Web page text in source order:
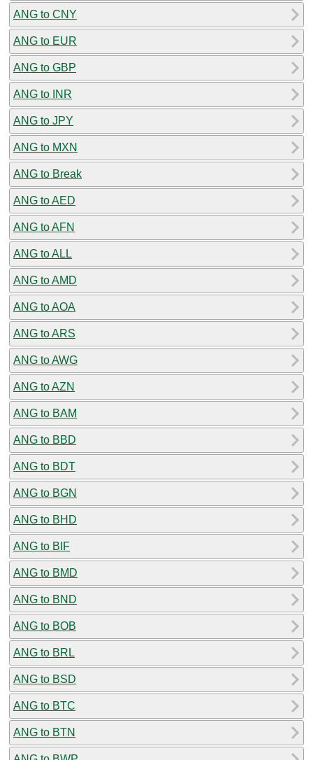
ANG to CNY
ANG to EUR
ANG to GBP
ANG to INR
ANG to JPY
ANG to MXN
ANG to Break
ANG to AED
ANG to AFN
ANG to ALL
ANG to AMD
ANG to AOA
ANG to ARS
ANG to AWG
ANG to AZN
ANG to BAM
ANG to BBD
ANG to BDT
ANG to BGN
ANG to BHD
ANG to BIF
ANG to BMD
ANG to BND
ANG to BOB
ANG to BRL
ANG to BSD
ANG to BTC
ANG to BTN